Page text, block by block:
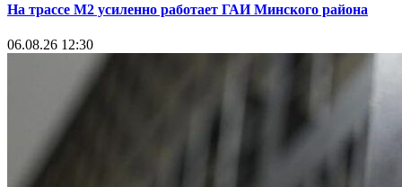
На трассе М2 усиленно работает ГАИ Минского района
06.08.26 12:30